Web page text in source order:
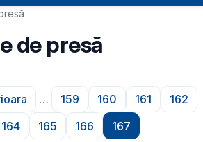
de presă
anterioară
…
Pagina
159
Pagina
160
Pagina
161 162
Pagina
164
Pagina
165
Pagina
166
Pagina
167